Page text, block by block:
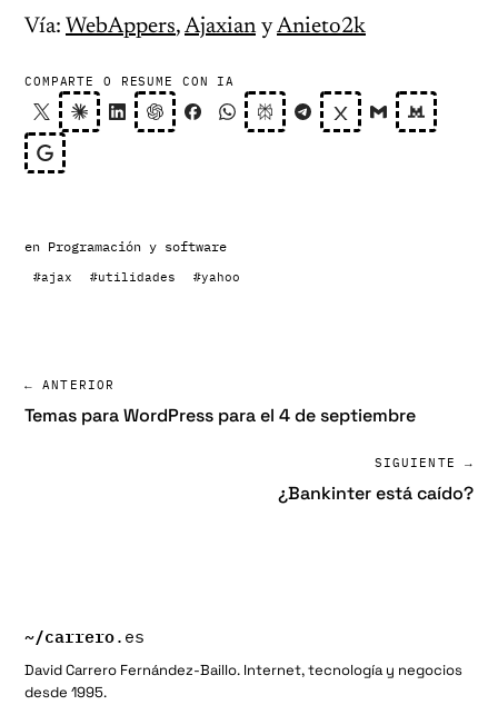
Vía: WebAppers, AjaxianyAnieto2k
COMPARTE O RESUME CON IA
en Programación y software
#ajax #utilidades #yahoo
← ANTERIOR
Temas para WordPress para el 4 de septiembre
SIGUIENTE →
¿Bankinter está caído?
~/carrero.es
David Carrero Fernández-Baillo. Internet, tecnología y negocios
desde 1995.